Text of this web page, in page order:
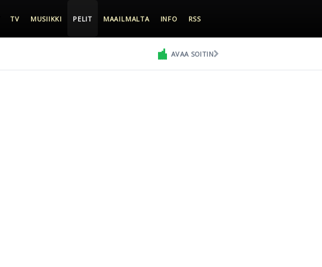
TV MUSIIKKI PELIT MAAILMALTA INFO RSS
AVAA SOITIN